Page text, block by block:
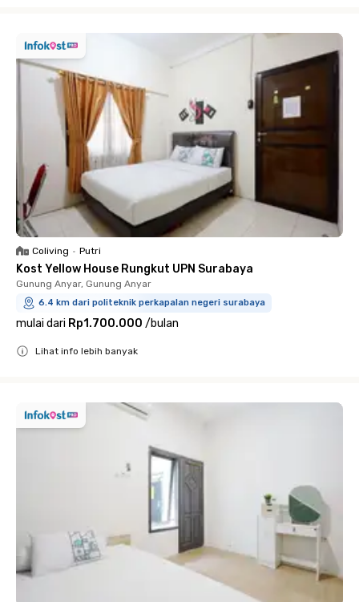
Coliving • Putri
Kost Yellow House Rungkut UPN Surabaya
Gunung Anyar, Gunung Anyar
6.4 km dari politeknik perkapalan negeri surabaya
mulai dari Rp1.700.000 /bulan
Lihat info lebih banyak